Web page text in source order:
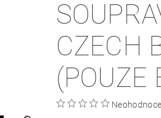
CZECH
(POUZE